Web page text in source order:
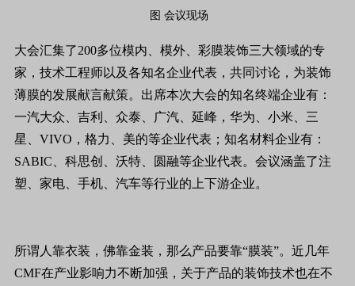
图 会议现场
大会汇集了200多位模内、模外、彩膜装饰三大领域的专
家，技术工程师以及各知名企业代表，共同讨论，为装饰
薄膜的发展献言献策。出席本次大会的知名终端企业有：
一汽大众、吉利、众泰、广汽、延峰，华为、小米、三
星、VIVO，格力、美的等企业代表；知名材料企业有：
SABIC、科思创、沃特、圆融等企业代表。会议涵盖了注
塑、家电、手机、汽车等行业的上下游企业。
所谓人靠衣装，佛靠金装，那么产品要靠“膜装”。近几年
CMF在产业影响力不断加强，关于产品的装饰技术也在不